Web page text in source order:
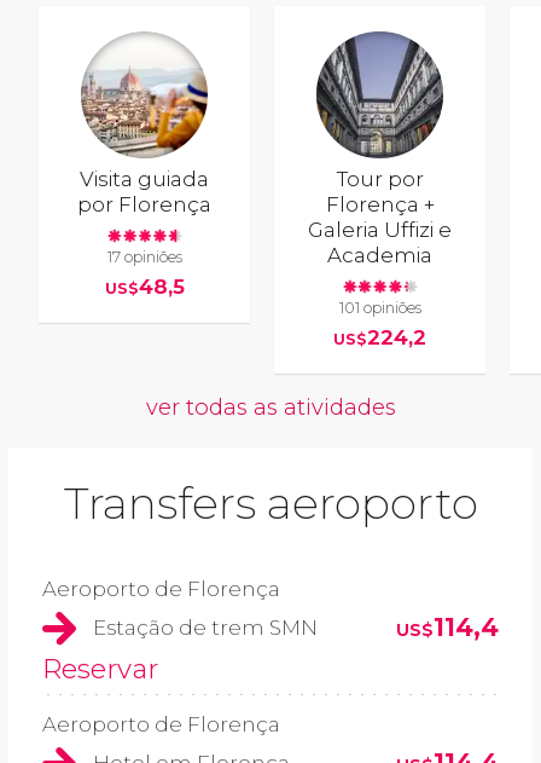
Visita guiada
por Florença
17 opiniões
US$48,5
Tour por
Florença +
Galeria Uffizi e
Academia
101 opiniões
US$224,2
ver todas as atividades
Transfers aeroporto
Aeroporto de Florença
Estação de trem SMN
US$114,4
Reservar
Aeroporto de Florença